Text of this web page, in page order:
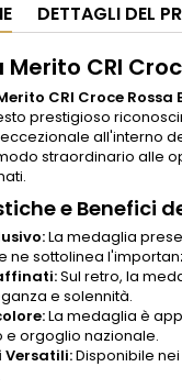
DETTAGLI DEL
CRI
CRI Croce Rossa
prestigioso
all'interno
straordinario alle
e Benefici
La medaglia
ne sottolinea
Sul retro, la
e solennità.
La medaglia è
e orgoglio nazionale.
Versatili:Disponibile